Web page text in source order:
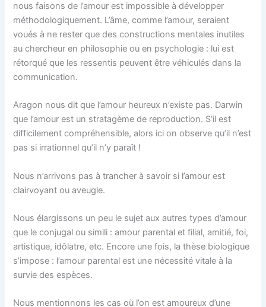
nous faisons de l’amour est impossible à développer
méthodologiquement. L’âme, comme l’amour, seraient
voués à ne rester que des constructions mentales inutiles
au chercheur en philosophie ou en psychologie : lui est
rétorqué que les ressentis peuvent être véhiculés dans la
communication.
Aragon nous dit que l’amour heureux n’existe pas. Darwin
que l’amour est un stratagème de reproduction. S’il est
difficilement compréhensible, alors ici on observe qu’il n’est
pas si irrationnel qu’il n’y paraît !
Nous n’arrivons pas à trancher à savoir si l’amour est
clairvoyant ou aveugle.
Nous élargissons un peu le sujet aux autres types d’amour
que le conjugal ou simili : amour parental et filial, amitié, foi,
artistique, idôlatre, etc. Encore une fois, la thèse biologique
s’impose : l’amour parental est une nécessité vitale à la
survie des espèces.
Nous mentionnons les cas où l’on est amoureux d’une